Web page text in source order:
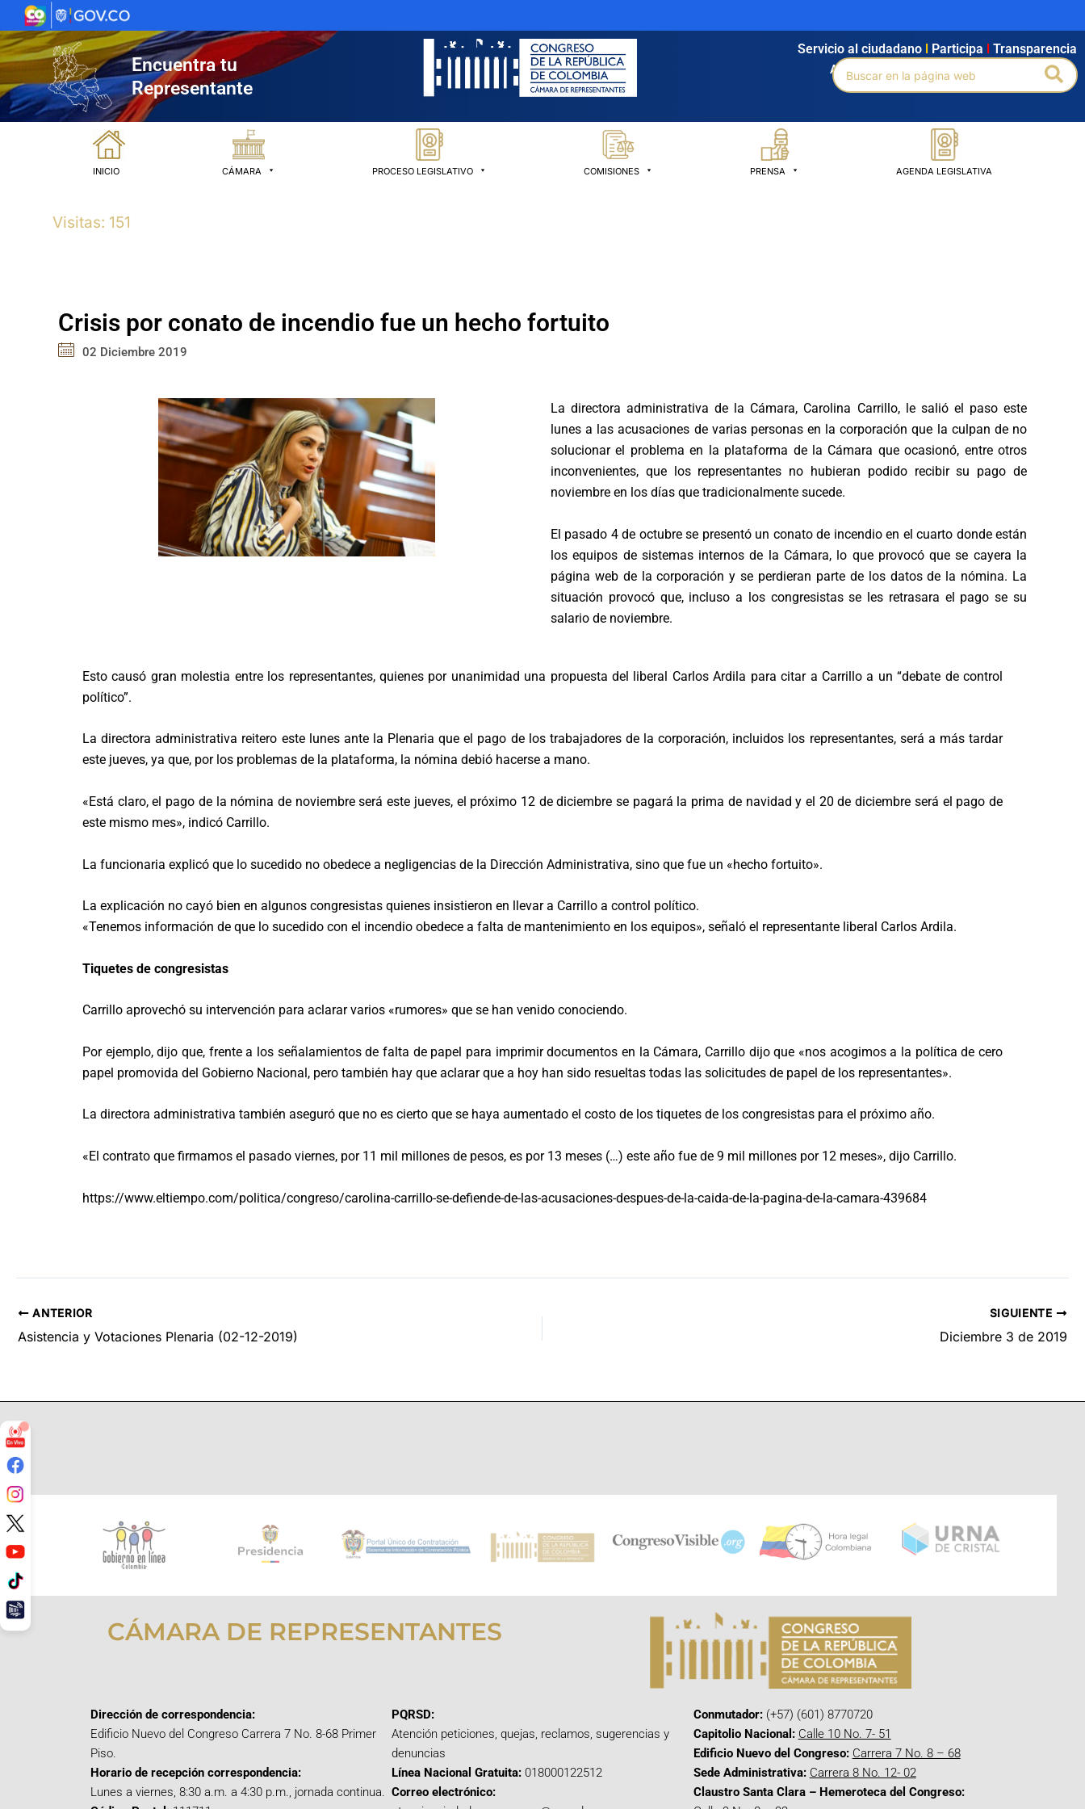
al
contenido
Encuentra tu
Representante
Agendamiento Intranet Búsqueda avanzada
Servicio al ciudadano Participa Transparencia
Buscar
por:
INICIO CÁMARA PROCESO LEGISLATIVO COMISIONES PRENSA AGENDA LEGISLATIVA
Visitas: 151
Crisis por conato de incendio fue un hecho fortuito
02 Diciembre 2019
La directora administrativa de la Cámara, Carolina Carrillo, le salió el paso este
lunes a las acusaciones de varias personas en la corporación que la culpan de no
solucionar el problema en la plataforma de la Cámara que ocasionó, entre otros
inconvenientes, que los representantes no hubieran podido recibir su pago de
noviembre en los días que tradicionalmente sucede.
El pasado 4 de octubre se presentó un conato de incendio en el cuarto donde están
los equipos de sistemas internos de la Cámara, lo que provocó que se cayera la
página web de la corporación y se perdieran parte de los datos de la nómina. La
situación provocó que, incluso a los congresistas se les retrasara el pago se su
salario de noviembre.
Esto causó gran molestia entre los representantes, quienes por unanimidad una propuesta del liberal Carlos Ardila para citar a Carrillo a un “debate de control
político”.
La directora administrativa reitero este lunes ante la Plenaria que el pago de los trabajadores de la corporación, incluidos los representantes, será a más tardar
este jueves, ya que, por los problemas de la plataforma, la nómina debió hacerse a mano.
«Está claro, el pago de la nómina de noviembre será este jueves, el próximo 12 de diciembre se pagará la prima de navidad y el 20 de diciembre será el pago de
este mismo mes», indicó Carrillo.
La funcionaria explicó que lo sucedido no obedece a negligencias de la Dirección Administrativa, sino que fue un «hecho fortuito».
La explicación no cayó bien en algunos congresistas quienes insistieron en llevar a Carrillo a control político.
«Tenemos información de que lo sucedido con el incendio obedece a falta de mantenimiento en los equipos», señaló el representante liberal Carlos Ardila.
Tiquetes de congresistas
Carrillo aprovechó su intervención para aclarar varios «rumores» que se han venido conociendo.
Por ejemplo, dijo que, frente a los señalamientos de falta de papel para imprimir documentos en la Cámara, Carrillo dijo que «nos acogimos a la política de cero
papel promovida del Gobierno Nacional, pero también hay que aclarar que a hoy han sido resueltas todas las solicitudes de papel de los representantes».
La directora administrativa también aseguró que no es cierto que se haya aumentado el costo de los tiquetes de los congresistas para el próximo año.
«El contrato que firmamos el pasado viernes, por 11 mil millones de pesos, es por 13 meses (…) este año fue de 9 mil millones por 12 meses», dijo Carrillo.
https://www.eltiempo.com/politica/congreso/carolina-carrillo-se-defiende-de-las-acusaciones-despues-de-la-caida-de-la-pagina-de-la-camara-439684
ANTERIOR
Asistencia y Votaciones Plenaria (02-12-2019)
SIGUIENTE
Diciembre 3 de 2019
CÁMARA DE REPRESENTANTES
Dirección de correspondencia:
Edificio Nuevo del Congreso Carrera 7 No. 8-68 Primer
Piso.
Horario de recepción correspondencia:
Lunes a viernes, 8:30 a.m. a 4:30 p.m., jornada continua.
PQRSD:
Atención peticiones, quejas, reclamos, sugerencias y
denuncias
Línea Nacional Gratuita: 018000122512
Correo electrónico:
Conmutador:(+57) (601) 8770720
Capitolio Nacional: Calle 10 No. 7- 51
Edificio Nuevo del Congreso: Carrera 7 No. 8 – 68
Sede Administrativa: Carrera 8 No. 12- 02
Claustro Santa Clara – Hemeroteca del Congreso: